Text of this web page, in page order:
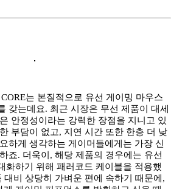
는 본질적으로 유선 게이밍 마우스
갖는데요. 최근 시장은 무선 제품이 대세
안정성이라는 강력한 장점을 지니고 있
부담이 없고, 지연 시간 또한 한층 더 낮
하게 생각하는 게이머들에게는 가장 신
죠. 더욱이, 해당 제품의 경우에는 유선
화하기 위해 패러코드 케이블을 적용했
대비 상당히 가벼운 편에 속하기 때문에,